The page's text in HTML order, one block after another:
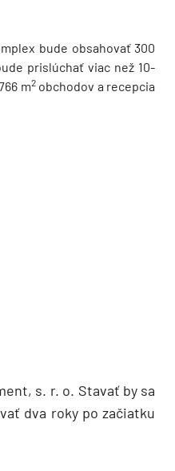
bude obsahovať 300
prislúchať viac než 10-
m2obchodov a recepcia
s. r. o. Stavať by sa
dva roky po začiatku